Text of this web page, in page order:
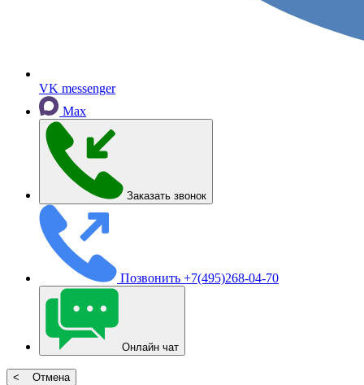
VK messenger
Max
Заказать звонок
Позвонить +7(495)268-04-70
Онлайн чат
< Отмена